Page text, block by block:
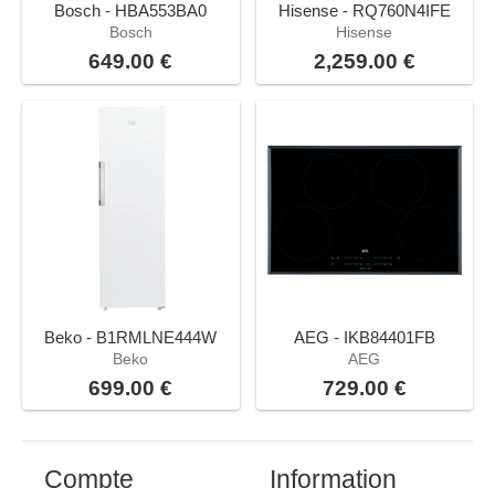
Bosch - HBA553BA0
Bosch
649.00 €
Hisense - RQ760N4IFE
Hisense
2,259.00 €
Beko - B1RMLNE444W
Beko
699.00 €
AEG - IKB84401FB
AEG
729.00 €
Compte Information